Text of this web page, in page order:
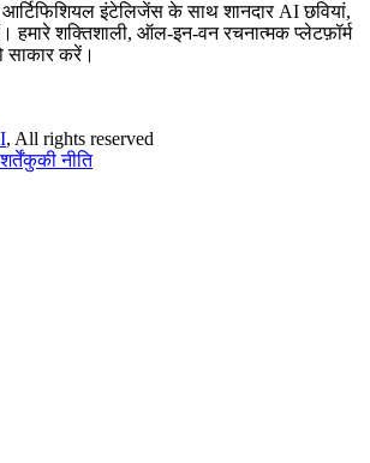
इंटेलिजेंस के साथ शानदार AI छवियां,
हमारे शक्तिशाली, ऑल-इन-वन रचनात्मक प्लेटफ़ॉर्म
साकार करें।
, All rights reserved
कुकी नीति